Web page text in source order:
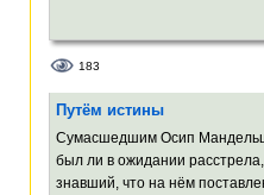
183
Путём истины
Сумасшедшим Осип
был ли в ожидании расстрела,
знавший, что на нём